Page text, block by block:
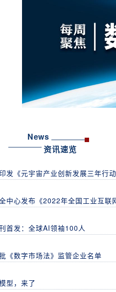
News
资讯速览
发《元宇宙产业创新发展三年行
中心发布《2022年全国工业互联
首发：全球AI领袖100人
《数字市场法》监管企业名单
型，来了